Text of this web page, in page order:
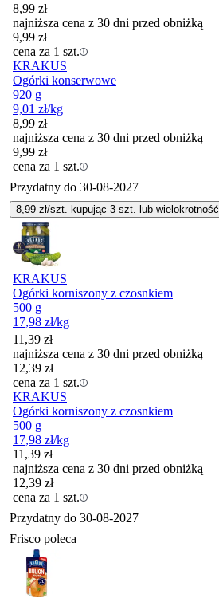
8,99 zł
najniższa cena z 30 dni przed obniżką
9,99 zł
cena za 1 szt.
KRAKUS
Ogórki konserwowe
920 g
9,01 zł/kg
8,99 zł
najniższa cena z 30 dni przed obniżką
9,99 zł
cena za 1 szt.
Przydatny do 30-08-2027
8,99 zł/szt. kupując 3 szt. lub wielokrotność
KRAKUS
Ogórki korniszony z czosnkiem
500 g
17,98 zł/kg
11,39 zł
najniższa cena z 30 dni przed obniżką
12,39 zł
cena za 1 szt.
KRAKUS
Ogórki korniszony z czosnkiem
500 g
17,98 zł/kg
11,39 zł
najniższa cena z 30 dni przed obniżką
12,39 zł
cena za 1 szt.
Przydatny do 30-08-2027
Frisco poleca